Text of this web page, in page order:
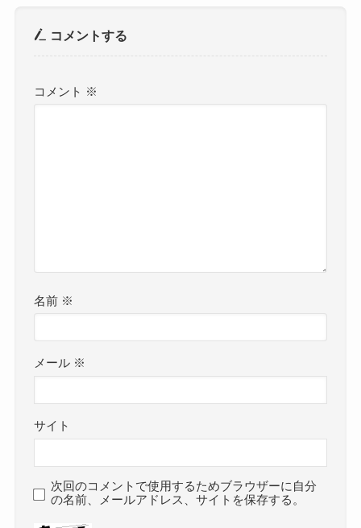
コメントする
コメント ※
名前 ※
メール ※
サイト
次回のコメントで使用するためブラウザーに自分
の名前、メールアドレス、サイトを保存する。